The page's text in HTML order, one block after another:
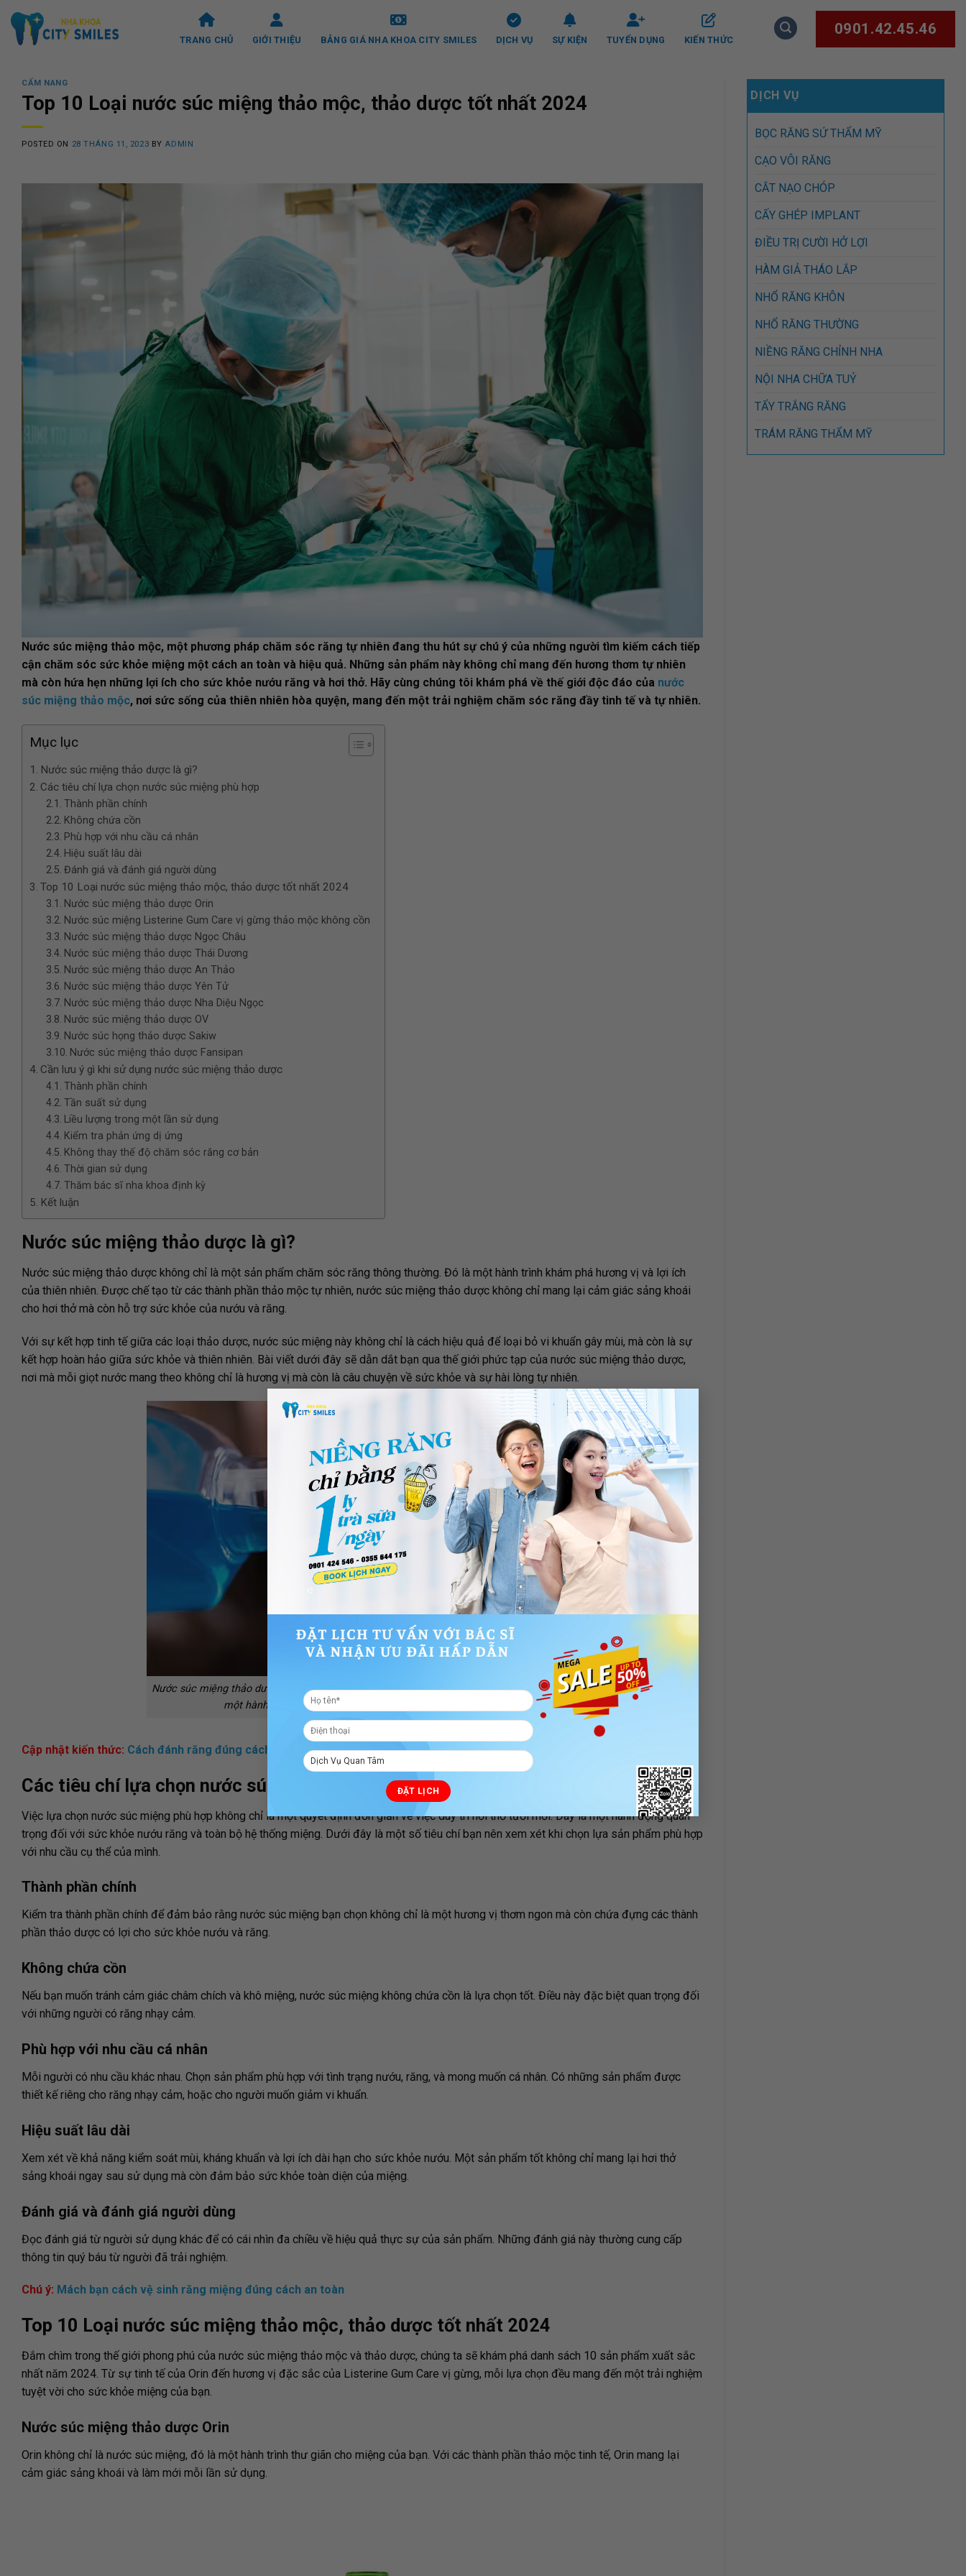
×
content
TRANG CHỦ GIỚI THIỆU BẢNG GIÁ NHA KHOA CITY SMILES DỊCH VỤ SỰ KIỆN TUYỂN DỤNG KIẾN THỨC
0901.42.45.46
CẨM NANG
Top 10 Loại nước súc miệng thảo mộc, thảo dược tốt nhất 2024
POSTED ON 28 THÁNG 11, 2023 BY ADMIN
Nước súc miệng thảo mộc, một phương pháp chăm sóc răng tự nhiên đang thu hút sự chú ý của những người tìm kiếm cách tiếp
cận chăm sóc sức khỏe miệng một cách an toàn và hiệu quả. Những sản phẩm này không chỉ mang đến hương thơm tự nhiên
mà còn hứa hẹn những lợi ích cho sức khỏe nướu răng và hơi thở. Hãy cùng chúng tôi khám phá về thế giới độc đáo của nước
súc miệng thảo mộc, nơi sức sống của thiên nhiên hòa quyện, mang đến một trải nghiệm chăm sóc răng đầy tinh tế và tự nhiên.
Mục lục
Nước súc miệng thảo dược là gì?
Các tiêu chí lựa chọn nước súc miệng phù hợp
Thành phần chính
Không chứa cồn
Phù hợp với nhu cầu cá nhân
Hiệu suất lâu dài
Đánh giá và đánh giá người dùng
Top 10 Loại nước súc miệng thảo mộc, thảo dược tốt nhất 2024
Nước súc miệng thảo dược Orin
Nước súc miệng Listerine Gum Care vị gừng thảo mộc không cồn
Nước súc miệng thảo dược Ngọc Châu
Nước súc miệng thảo dược Thái Dương
Nước súc miệng thảo dược An Thảo
Nước súc miệng thảo dược Yên Tử
Nước súc miệng thảo dược Nha Diệu Ngọc
Nước súc miệng thảo dược OV
Nước súc họng thảo dược Sakiw
Nước súc miệng thảo dược Fansipan
Cần lưu ý gì khi sử dụng nước súc miệng thảo dược
Thành phần chính
Tần suất sử dụng
Liều lượng trong một lần sử dụng
Kiểm tra phản ứng dị ứng
Không thay thế độ chăm sóc răng cơ bản
Thời gian sử dụng
Thăm bác sĩ nha khoa định kỳ
Kết luận
Nước súc miệng thảo dược là gì?
Nước súc miệng thảo dược không chỉ là một sản phẩm chăm sóc răng thông thường. Đó là một hành trình khám phá hương vị và lợi ích
của thiên nhiên. Được chế tạo từ các thành phần thảo mộc tự nhiên, nước súc miệng thảo dược không chỉ mang lại cảm giác sảng khoái
cho hơi thở mà còn hỗ trợ sức khỏe của nướu và răng.
Với sự kết hợp tinh tế giữa các loại thảo dược, nước súc miệng này không chỉ là cách hiệu quả để loại bỏ vi khuẩn gây mùi, mà còn là sự
kết hợp hoàn hảo giữa sức khỏe và thiên nhiên. Bài viết dưới đây sẽ dẫn dắt bạn qua thế giới phức tạp của nước súc miệng thảo dược,
nơi mà mỗi giọt nước mang theo không chỉ là hương vị mà còn là câu chuyện về sức khỏe và sự hài lòng tự nhiên.
Nước súc miệng thảo dược không chỉ là một sản phẩm chăm sóc răng thông thường; đó là
một hành trình khám phá hương vị và lợi ích của thiên nhiên
Cập nhật kiến thức: Cách đánh răng đúng cách phòng tránh bệnh răng miệng
Các tiêu chí lựa chọn nước súc miệng phù hợp
Việc lựa chọn nước súc miệng phù hợp không chỉ là một quyết định đơn giản về việc duy trì hơi thở tươi mới. Đây là một hành động quan
trọng đối với sức khỏe nướu răng và toàn bộ hệ thống miệng. Dưới đây là một số tiêu chí bạn nên xem xét khi chọn lựa sản phẩm phù hợp
với nhu cầu cụ thể của mình.
Thành phần chính
Kiểm tra thành phần chính để đảm bảo rằng nước súc miệng bạn chọn không chỉ là một hương vị thơm ngon mà còn chứa đựng các thành
phần thảo dược có lợi cho sức khỏe nướu và răng.
Không chứa cồn
Nếu bạn muốn tránh cảm giác châm chích và khô miệng, nước súc miệng không chứa cồn là lựa chọn tốt. Điều này đặc biệt quan trọng đối
với những người có răng nhạy cảm.
Phù hợp với nhu cầu cá nhân
Mỗi người có nhu cầu khác nhau. Chọn sản phẩm phù hợp với tình trạng nướu, răng, và mong muốn cá nhân. Có những sản phẩm được
thiết kế riêng cho răng nhạy cảm, hoặc cho người muốn giảm vi khuẩn.
Hiệu suất lâu dài
Xem xét về khả năng kiểm soát mùi, kháng khuẩn và lợi ích dài hạn cho sức khỏe nướu. Một sản phẩm tốt không chỉ mang lại hơi thở
sảng khoái ngay sau sử dụng mà còn đảm bảo sức khỏe toàn diện của miệng.
Đánh giá và đánh giá người dùng
Đọc đánh giá từ người sử dụng khác để có cái nhìn đa chiều về hiệu quả thực sự của sản phẩm. Những đánh giá này thường cung cấp
thông tin quý báu từ người đã trải nghiệm.
Chú ý: Mách bạn cách vệ sinh răng miệng đúng cách an toàn
Top 10 Loại nước súc miệng thảo mộc, thảo dược tốt nhất 2024
Đắm chìm trong thế giới phong phú của nước súc miệng thảo mộc và thảo dược, chúng ta sẽ khám phá danh sách 10 sản phẩm xuất sắc
nhất năm 2024. Từ sự tinh tế của Orin đến hương vị đặc sắc của Listerine Gum Care vị gừng, mỗi lựa chọn đều mang đến một trải nghiệm
tuyệt vời cho sức khỏe miệng của bạn.
Nước súc miệng thảo dược Orin
Orin không chỉ là nước súc miệng, đó là một hành trình thư giãn cho miệng của bạn. Với các thành phần thảo mộc tinh tế, Orin mang lại
cảm giác sảng khoái và làm mới mỗi lần sử dụng.
DỊCH VỤ
BỌC RĂNG SỨ THẨM MỸ
CẠO VÔI RĂNG
CẮT NẠO CHÓP
CẤY GHÉP IMPLANT
ĐIỀU TRỊ CƯỜI HỞ LỢI
HÀM GIẢ THÁO LẮP
NHỔ RĂNG KHÔN
NHỔ RĂNG THƯỜNG
NIỀNG RĂNG CHỈNH NHA
NỘI NHA CHỮA TUỶ
TẨY TRẮNG RĂNG
TRÁM RĂNG THẨM MỸ